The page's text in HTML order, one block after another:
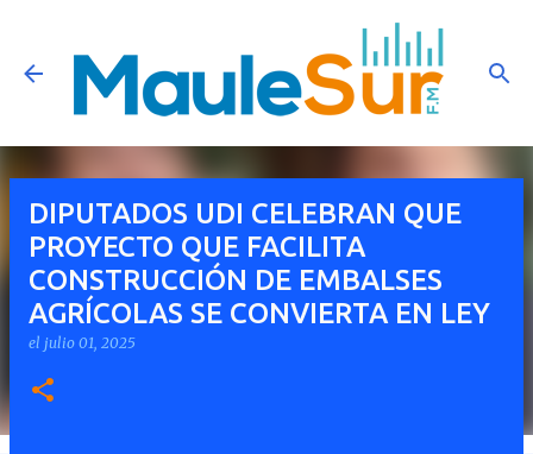
Ir al contenido principal
DIPUTADOS UDI CELEBRAN QUE
PROYECTO QUE FACILITA
CONSTRUCCIÓN DE EMBALSES
AGRÍCOLAS SE CONVIERTA EN LEY
el julio 01, 2025